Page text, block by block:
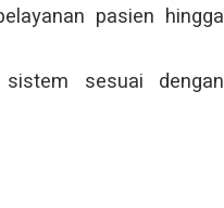
pasien hingga
sesuai dengan